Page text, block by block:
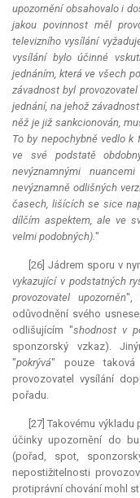
upozornění obsahovalo i
jakou povinnost měl
televizního vysílání
vysílání bylo účinné
jednáním, která ve všech
závadnost byl provozovatel
jednání, na jehož
něž je již sankcionován,
To by nepochybně vedlo
ve své podstatě
nevýznamnými
nevýznamně odlišných
časech, lišících se sice
dílčím aspektem, ale ve
velmi podobných)."
[26] Jádrem sporu v
vykazující v podstatných
provozovatel upozorněn",
odůvodnění svého
odlišujícím "shodnost v
sponzorský vzkaz).
"pokrývá" pouze taková
provozovatel vysílání
pořadu.
[27] Takovému
účinky upozornění do
(pořad, spot,
nepostižitelnosti
protiprávní chování mohl